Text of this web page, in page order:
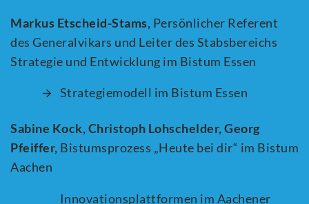
Markus Etscheid-Stams, Persönlicher Referent
des Generalvikars und Leiter des Stabsbereichs
Strategie und Entwicklung im Bistum Essen
Strategiemodell im Bistum Essen
Sabine Kock,Christoph Lohschelder,Georg
Pfeiffer, Bistumsprozess „Heute bei dir“ im Bistum
Aachen
Innovationsplattformen im Aachener